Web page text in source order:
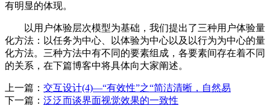
有明显的体现。
以用户体验层次模型为基础，我们提出了三种用户体验量
化方法：以任务为中心、以体验为中心以及以行为为中心的量
化方法。三种方法中有不同的要素组成，各要素间存在着不同
的关系，在下篇博客中将具体向大家阐述。
上一篇： 交互设计(4)—“有效性”之“简洁清晰，自然易
下一篇： 泛泛而谈界面视觉效果的一致性